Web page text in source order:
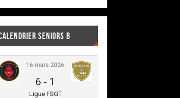
SENIORS B
16 mars 2026
6 - 1
Ligue FSGT